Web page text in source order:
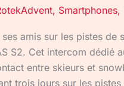
, Smartphones,
amis sur les pistes
S2. Cet intercom dédié
entre skieurs et
trois jours sur les